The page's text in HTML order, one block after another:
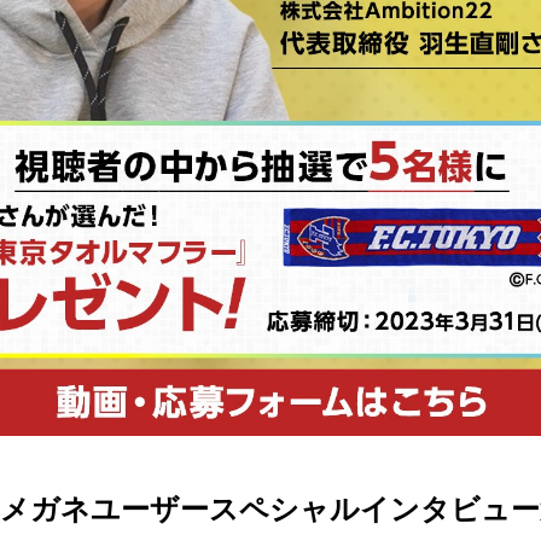
ガネユーザースペシャルインタビュ